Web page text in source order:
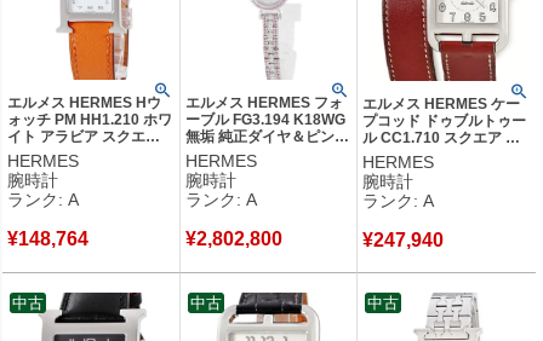
エルメス HERMES Hウ
ォッチ PM HH1.210 ホワ
イト アラビア スクエア
H型 レディース 腕時計ク
オーツ ホワイト 【中
古】中古美品
HERMES
腕時計
ランク: A
¥148,764
エルメス HERMES フォ
ーブル FG3.194 K18WG
無垢 純正ダイヤ＆ピンク
サファイア パヴェ レデ
ィース 腕時計クオーツ
シルバー 【中古】中古美
品
HERMES
腕時計
ランク: A
¥2,802,800
エルメス HERMES ケー
プコッド ドゥブルトゥー
ル CC1.710 スクエア ア
ラビア デイト レディース
腕時計自動巻き シルバー
【中古】中古美品
HERMES
腕時計
ランク: A
¥247,940
中古 中古 中古